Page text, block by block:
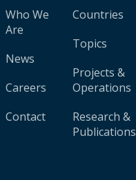
Who We
Are
News
Careers
Contact
Countries
Topics
Projects &
Operations
Research &
Publications